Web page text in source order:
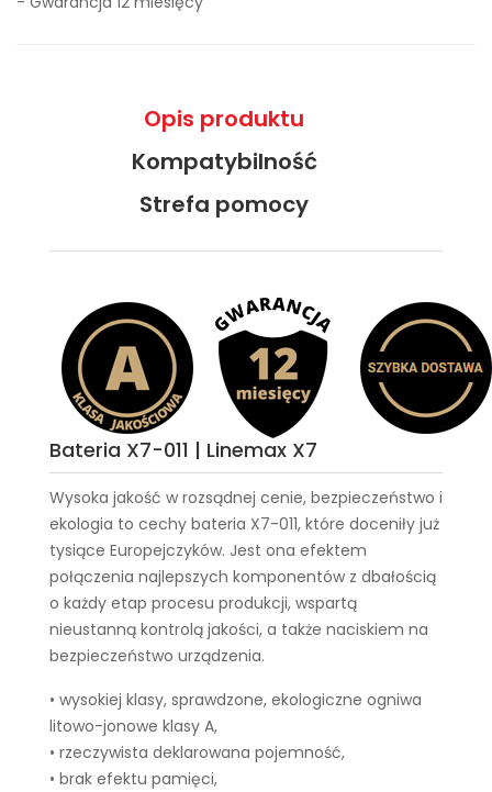
Opis produktu
Kompatybilność
Strefa pomocy
Bateria X7-011 | Linemax X7
Wysoka jakość w rozsądnej cenie, bezpieczeństwo i
ekologia to cechy bateria X7-011, które doceniły już
tysiące Europejczyków. Jest ona efektem
połączenia najlepszych komponentów z dbałością
o każdy etap procesu produkcji, wspartą
nieustanną kontrolą jakości, a także naciskiem na
bezpieczeństwo urządzenia.
• wysokiej klasy, sprawdzone, ekologiczne ogniwa
litowo-jonowe klasy A,
• rzeczywista deklarowana pojemność,
• brak efektu pamięci,